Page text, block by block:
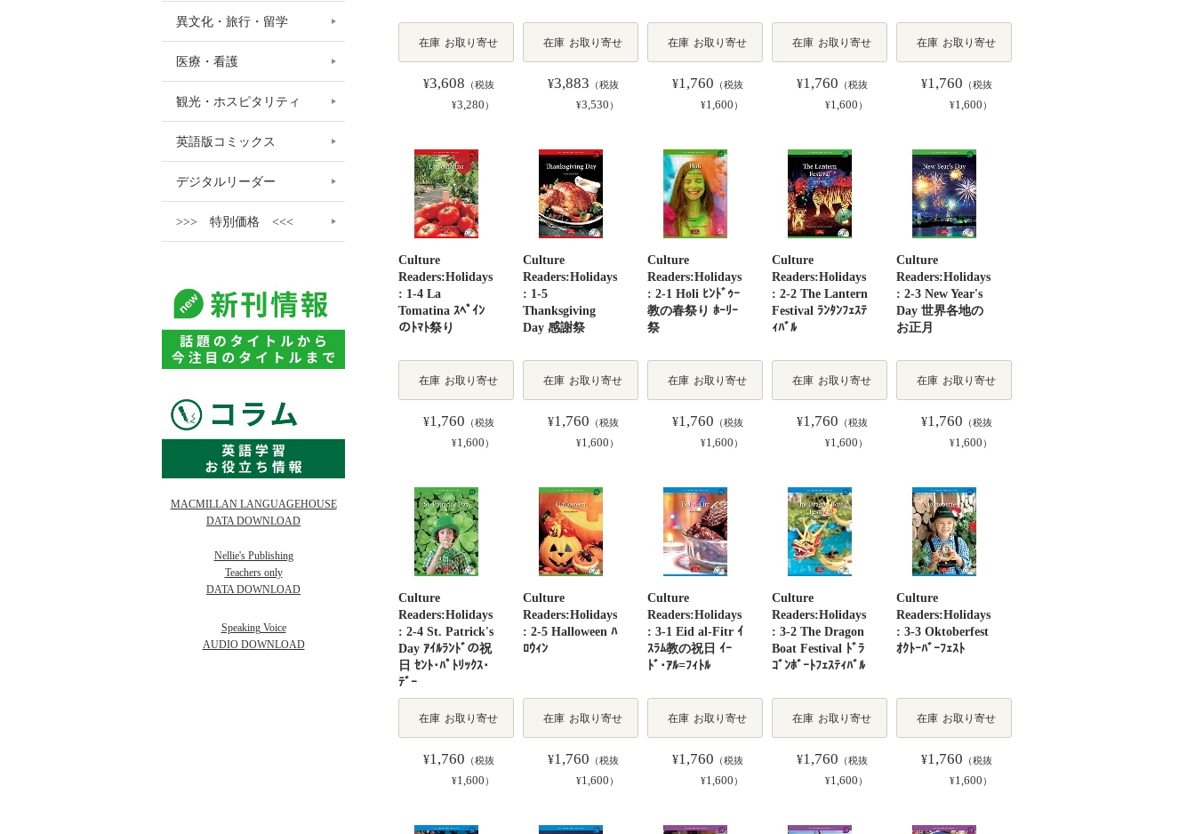
在庫 お取り寄せ
¥3,608 （税抜
¥3,280 ）
在庫 お取り寄せ
¥3,883 （税抜
¥3,530 ）
在庫 お取り寄せ
¥1,760 （税抜
¥1,600 ）
在庫 お取り寄せ
¥1,760 （税抜
¥1,600 ）
在庫 お取り寄せ
¥1,760 （税抜
¥1,600 ）
Culture
Readers:Holidays
: 1-4 La
Tomatina ｽﾍﾟｲﾝ
のﾄﾏﾄ祭り
在庫 お取り寄せ
¥1,760 （税抜
¥1,600 ）
Culture
Readers:Holidays
: 1-5
Thanksgiving
Day 感謝祭
在庫 お取り寄せ
¥1,760 （税抜
¥1,600 ）
Culture
Readers:Holidays
: 2-1 Holi ﾋﾝﾄﾞｩｰ
教の春祭り ﾎｰﾘｰ
祭
在庫 お取り寄せ
¥1,760 （税抜
¥1,600 ）
Culture
Readers:Holidays
: 2-2 The Lantern
Festival ﾗﾝﾀﾝﾌｪｽﾃ
ｨﾊﾞﾙ
在庫 お取り寄せ
¥1,760 （税抜
¥1,600 ）
Culture
Readers:Holidays
: 2-3 New Year's
Day 世界各地の
お正月
在庫 お取り寄せ
¥1,760 （税抜
¥1,600 ）
Culture
Readers:Holidays
: 2-4 St. Patrick's
Day ｱｲﾙﾗﾝﾄﾞの祝
日 ｾﾝﾄ･ﾊﾟﾄﾘｯｸｽ･
ﾃﾞｰ
在庫 お取り寄せ
¥1,760 （税抜
¥1,600 ）
Culture
Readers:Holidays
: 2-5 Halloween ﾊ
ﾛｳｨﾝ
在庫 お取り寄せ
¥1,760 （税抜
¥1,600 ）
Culture
Readers:Holidays
: 3-1 Eid al-Fitr ｲ
ｽﾗﾑ教の祝日 ｲｰ
ﾄﾞ･ｱﾙ=ﾌｨﾄﾙ
在庫 お取り寄せ
¥1,760 （税抜
¥1,600 ）
Culture
Readers:Holidays
: 3-2 The Dragon
Boat Festival ﾄﾞﾗ
ｺﾞﾝﾎﾞｰﾄﾌｪｽﾃｨﾊﾞﾙ
在庫 お取り寄せ
¥1,760 （税抜
¥1,600 ）
Culture
Readers:Holidays
: 3-3 Oktoberfest
ｵｸﾄｰﾊﾞｰﾌｪｽﾄ
在庫 お取り寄せ
¥1,760 （税抜
¥1,600 ）
異文化・旅行・留学
医療・看護
観光・ホスピタリティ
英語版コミックス
デジタルリーダー
>>> 特別価格 <<<
MACMILLAN LANGUAGEHOUSE
DATA DOWNLOAD
Nellie's Publishing
Teachers only
DATA DOWNLOAD
Speaking Voice
AUDIO DOWNLOAD